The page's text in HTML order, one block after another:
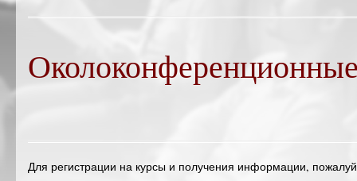
Для регистрации на курсы и получения информации,